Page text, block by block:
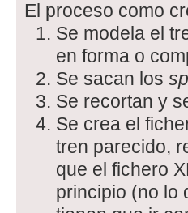
El proceso como
Se modela el
en forma o
Se sacan los
Se recortan y
Se crea el
tren parecido,
que el fichero
principio (no lo